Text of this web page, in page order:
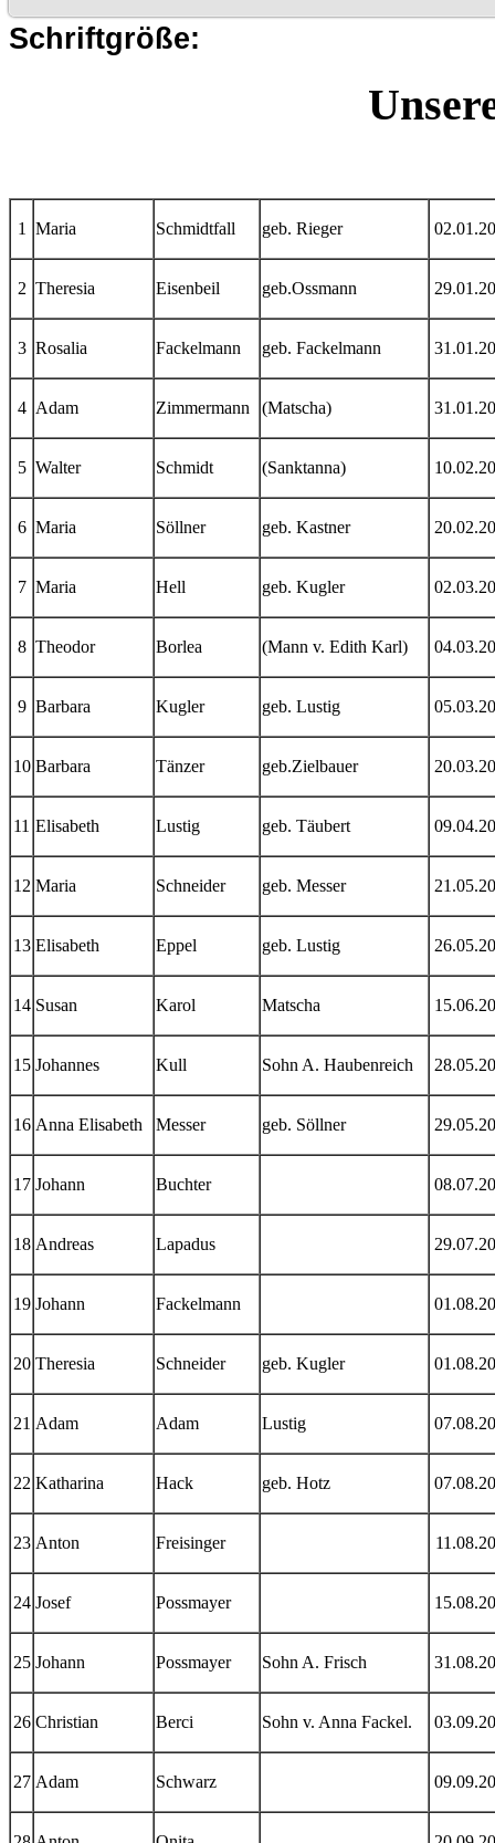
Schriftgröße:
1 Maria Schmidtfall geb. Rieger
2 Theresia Eisenbeil geb.Ossmann
3 Rosalia Fackelmann geb. Fackelmann
4 Adam Zimmermann (Matscha)
5 Walter Schmidt (Sanktanna)
6 Maria Söllner geb. Kastner
7 Maria Hell geb. Kugler
8 Theodor Borlea (Mann v. Edith Karl)
9 Barbara Kugler geb. Lustig
10 Barbara Tänzer geb.Zielbauer
11 Elisabeth Lustig geb. Täubert
12 Maria Schneider geb. Messer
13 Elisabeth Eppel geb. Lustig
14 Susan Karol Matscha
15 Johannes Kull Sohn A. Haubenreich
16 Anna Elisabeth Messer geb. Söllner
17 Johann Buchter
18 Andreas Lapadus
19 Johann Fackelmann
20 Theresia Schneider geb. Kugler
21 Adam Adam Lustig
22 Katharina Hack geb. Hotz
23 Anton Freisinger
24 Josef Possmayer
25 Johann Possmayer Sohn A. Frisch
26 Christian Berci Sohn v. Anna Fackel.
27 Adam Schwarz